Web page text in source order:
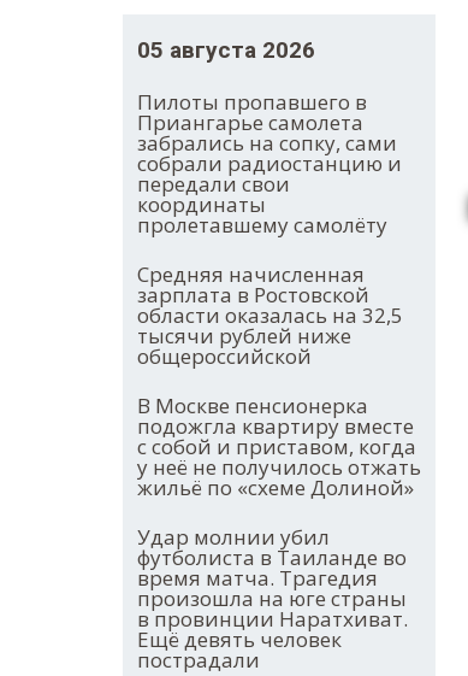
05 августа 2026
Пилоты пропавшего в
Приангарье самолета
забрались на сопку, сами
собрали радиостанцию и
передали свои
координаты
пролетавшему самолёту
Средняя начисленная
зарплата в Ростовской
области оказалась на 32,5
тысячи рублей ниже
общероссийской
В Москве пенсионерка
подожгла квартиру вместе
с собой и приставом, когда
у неё не получилось отжать
жильё по «схеме Долиной»
Удар молнии убил
футболиста в Таиланде во
время матча. Трагедия
произошла на юге страны
в провинции Наратхиват.
Ещё девять человек
пострадали